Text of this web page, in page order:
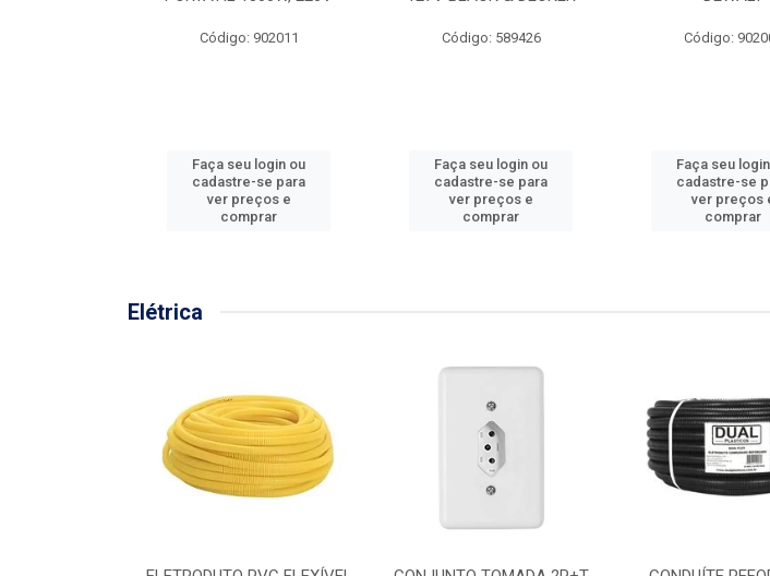
Código: 902011
Faça seu login ou
cadastre-se para
ver preços e
comprar
Código: 589426
Faça seu login ou
cadastre-se para
ver preços e
comprar
Código:
Faça seu
cadastre-se
ver preços
comprar
Elétrica